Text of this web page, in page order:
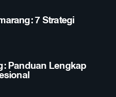
7 Strategi
Panduan Lengkap